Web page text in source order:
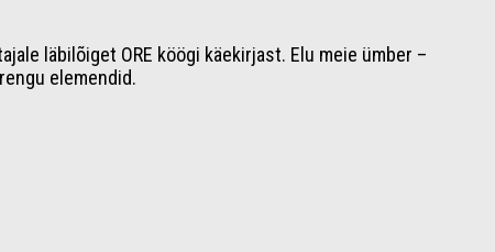
läbilõiget ORE köögi käekirjast. Elu meie ümber –
elemendid.